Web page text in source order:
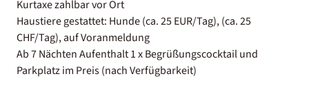
Kurtaxe zahlbar vor Ort
Haustiere gestattet: Hunde (ca. 25 EUR/Tag), (ca. 25
CHF/Tag), auf Voranmeldung
Ab 7 Nächten Aufenthalt 1 x Begrüßungscocktail und
Parkplatz im Preis (nach Verfügbarkeit)